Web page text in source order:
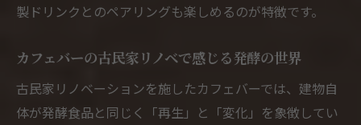
製ドリンクとのペアリングも楽しめるのが特徴です。
カフェバーの古民家リノベで感じる発酵の世界
古民家リノベーションを施したカフェバーでは、建物自
体が発酵食品と同じく「再生」と「変化」を象徴してい